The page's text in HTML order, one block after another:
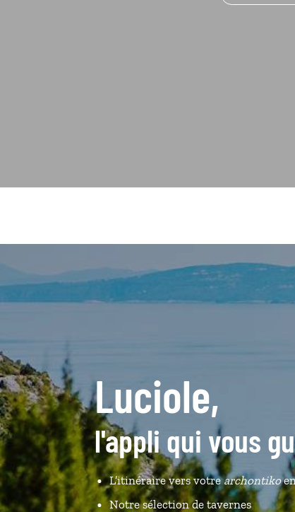
Luciole,
l'appli qui vous
L’itinéraire vers votrearchontiko
Notre sélection de tavernes